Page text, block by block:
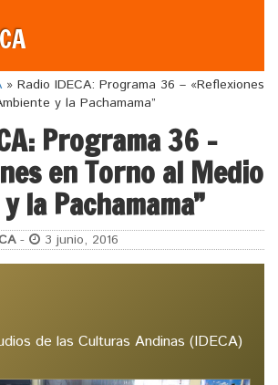
» Radio IDECA: Programa 36 – «Reflexiones
y la Pachamama”
Programa 36 –
en Torno al Medio
la Pachamama”
- 3 junio, 2016
de las Culturas Andinas (IDECA)